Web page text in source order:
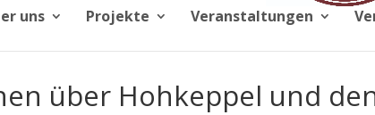
uns Projekte Veranstaltungen
über Hohkeppel und